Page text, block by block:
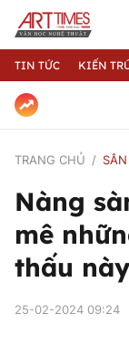
TIN TỨC KIẾN
TRANG CHỦ
Nàng
mê
thấu này
25-02-2024 09:24